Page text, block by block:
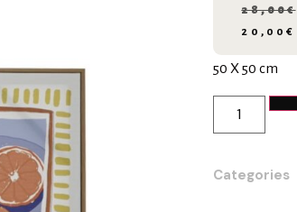
28,00€
20,00€
50 Χ 50 cm
Categories